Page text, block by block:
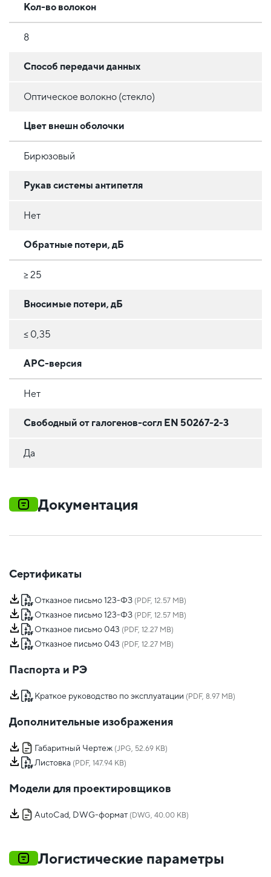
Кол-во волокон
8
Способ передачи данных
Оптическое волокно (стекло)
Цвет внешн оболочки
Бирюзовый
Рукав системы антипетля
Нет
Обратные потери, дБ
≥ 25
Вносимые потери, дБ
≤ 0,35
APC-версия
Нет
Свободный от галогенов-согл EN 50267-2-3
Да
Документация
Сертификаты
Отказное письмо 123-ФЗ (PDF, 12.57 MB)
Отказное письмо 123-ФЗ (PDF, 12.57 MB)
Отказное письмо 043 (PDF, 12.27 MB)
Отказное письмо 043 (PDF, 12.27 MB)
Паспорта и РЭ
Краткое руководство по эксплуатации (PDF, 8.97 MB)
Дополнительные изображения
Габаритный Чертеж (JPG, 52.69 KB)
Листовка (PDF, 147.94 KB)
Модели для проектировщиков
AutoCad, DWG-формат (DWG, 40.00 KB)
Логистические параметры